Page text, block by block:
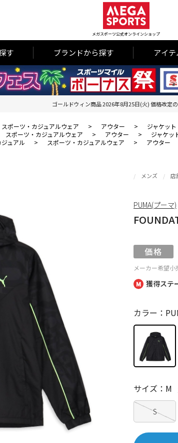
メガスポーツ公式オンラインショップ
す ブランドから探す アイ
ゴールドウィン商品 2026年8月25日(火) 価格改定
スポーツ・カジュアルウェア > アウター > ジャケット
スポーツ・カジュアルウェア > アウター > ジャケッ
ュアル > スポーツ・カジュアルウェア > アウター
獲得ステ
メンズ 店
メーカー希望小
カラー：
S
サイズ：M
PUMA(プーマ)